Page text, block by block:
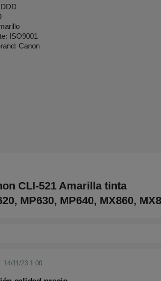
ISO9001
Canon
CLI-521 Amarilla tinta
MP630, MP640, MX860,
14/11/23 1:00